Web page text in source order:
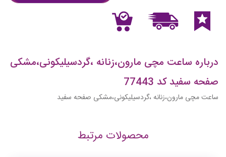
درباره ساعت مچی مارون،زنانه ،گردسیلیکونی،مشکی
صفحه سفید کد 77443
ساعت مچی مارون،زنانه ،گردسیلیکونی،مشکی صفحه سفید
محصولات مرتبط